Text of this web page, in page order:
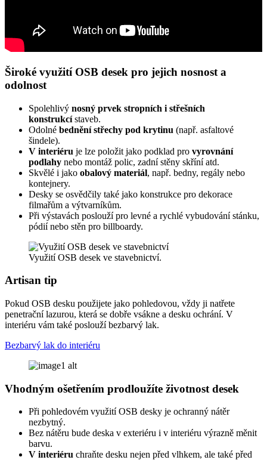
Široké využití OSB desek pro jejich nosnost a
odolnost
Spolehlivý nosný prvek stropních i střešních
konstrukcístaveb.
Odolné bednění střechy pod krytinu (např. asfaltové
šindele).
V interiéru je lze položit jako podklad pro vyrovnání
podlahy nebo montáž polic, zadní stěny skříní atd.
Skvělé i jako obalový materiál, např. bedny, regály nebo
kontejnery.
Desky se osvědčily také jako konstrukce pro dekorace
filmařům a výtvarníkům.
Při výstavách poslouží pro levné a rychlé vybudování stánku,
pódií nebo stěn pro billboardy.
Využití OSB desek ve stavebnictví.
Artisan tip
Pokud OSB desku použijete jako pohledovou, vždy ji natřete
penetrační lazurou, která se dobře vsákne a desku ochrání. V
interiéru vám také poslouží bezbarvý lak.
Bezbarvý lak do interiéru
Vhodným ošetřením prodloužíte životnost desek
Při pohledovém využití OSB desky je ochranný nátěr
nezbytný.
Bez nátěru bude deska v exteriéru i v interiéru výrazně měnit
barvu.
V interiéru chraňte desku nejen před vlhkem, ale také před